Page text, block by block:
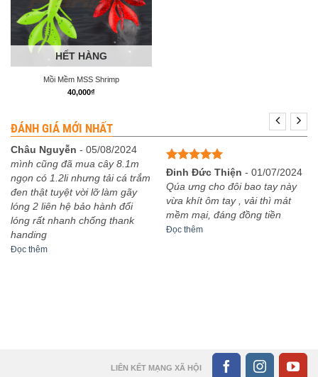
HẾT HÀNG
Mồi Mềm MSS Shrimp
40,000₫
ĐÁNH GIÁ MỚI NHẤT
Châu Nguyễn - 05/08/2024
mình cũng đã mua cây 8.1m
ngọn có 1.2li nhưng tải cá trắm
đen thật tuyệt vời lỡ làm gãy
lóng 2 liên hệ bảo hành đổi
lóng rất nhanh chống thank
handing
Đọc thêm
Được xếp
hạng
sao
Đinh Đức Thiện - 01/07/2024
Qúa ưng cho đôi bao tay này
vừa khít ôm tay , vải thì mát
mềm mại, đáng đồng tiền
Đọc thêm
LIÊN KẾT MẠNG XÃ HỘI